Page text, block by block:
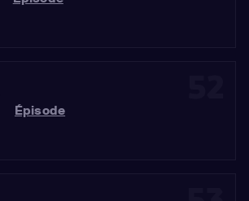
Épisode